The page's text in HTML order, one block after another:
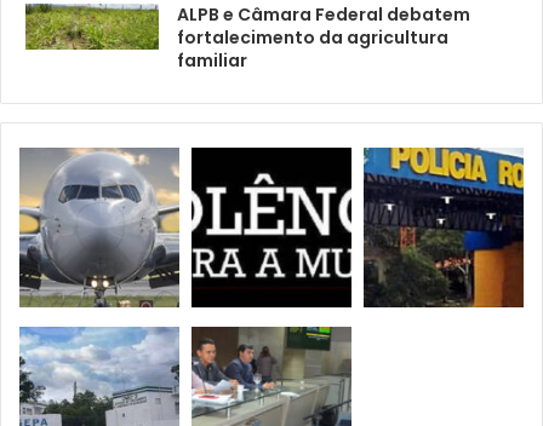
ALPB e Câmara Federal debatem
fortalecimento da agricultura
familiar